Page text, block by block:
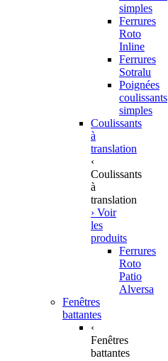
simples
Ferrures
Roto
Inline
Ferrures
Sotralu
Poignées
coulissants
simples
Coulissants
à
translation
‹
Coulissants
à
translation
› Voir
les
produits
Ferrures
Roto
Patio
Alversa
Fenêtres
battantes
‹
Fenêtres
battantes